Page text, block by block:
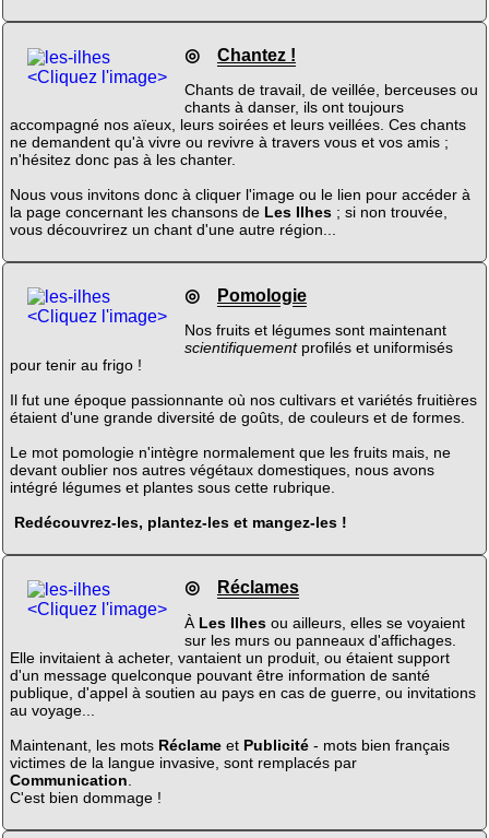
<Cliquez l'image>
◎ Chantez !
Chants de travail, de veillée, berceuses ou
chants à danser, ils ont toujours
accompagné nos aïeux, leurs soirées et leurs veillées. Ces chants
ne demandent qu'à vivre ou revivre à travers vous et vos amis ;
n'hésitez donc pas à les chanter.
Nous vous invitons donc à cliquer l'image ou le lien pour accéder à
la page concernant les chansons de Les Ilhes; si non trouvée,
vous découvrirez un chant d'une autre région...
<Cliquez l'image>
◎ Pomologie
Nos fruits et légumes sont maintenant
scientifiquementprofilés et uniformisés
pour tenir au frigo !
Il fut une époque passionnante où nos cultivars et variétés fruitières
étaient d'une grande diversité de goûts, de couleurs et de formes.
Le mot pomologie n'intègre normalement que les fruits mais, ne
devant oublier nos autres végétaux domestiques, nous avons
intégré légumes et plantes sous cette rubrique.
Redécouvrez-les, plantez-les et mangez-les !
<Cliquez l'image>
◎ Réclames
À Les Ilhesou ailleurs, elles se voyaient
sur les murs ou panneaux d'affichages.
Elle invitaient à acheter, vantaient un produit, ou étaient support
d'un message quelconque pouvant être information de santé
publique, d'appel à soutien au pays en cas de guerre, ou invitations
au voyage...
Maintenant, les mots Réclameet Publicité- mots bien français
victimes de la langue invasive, sont remplacés par
Communication
C'est bien dommage !